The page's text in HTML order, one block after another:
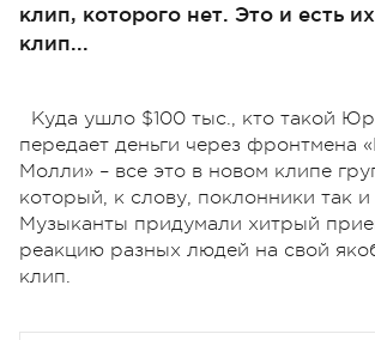
клип, которого нет. Это и есть
клип...
Куда ушло $100 тыс., кто такой
передает деньги через фронтмена
Молли» – все это в новом клипе
который, к слову, поклонники так и
Музыканты придумали хитрый
реакцию разных людей на свой
клип.